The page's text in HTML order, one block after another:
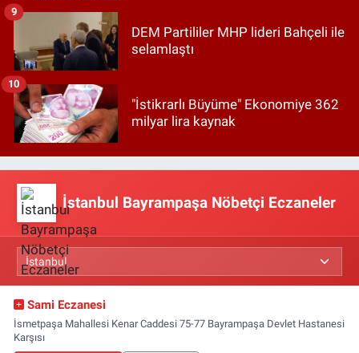
DEM Partililer MHP lideri Bahçeli ile
selamlaştı
9
"İstikrarlı Büyüme" Ekonomiye 362
milyar lira kaynak
10
İstanbul Bayrampaşa Nöbetçi Eczaneler
Sami Eczanesi
İsmetpaşa Mahallesi Kenar Caddesi 75-77 Bayrampaşa Devlet Hastanesi
Karşısı